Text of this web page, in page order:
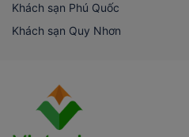
Khách sạn Phú Quốc
Khách sạn Quy Nhơn